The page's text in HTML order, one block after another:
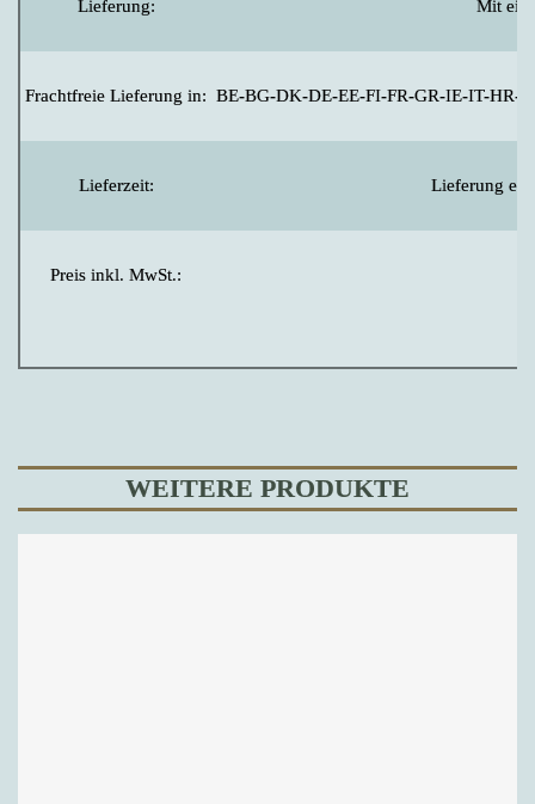
Lieferung:
Frachtfreie Lieferung in:
Lieferzeit:
Preis inkl. MwSt.:
Mit
BE-BG-DK-DE-EE-FI-FR-GR-IE-IT-HR-
Lieferung
WEITERE PRODUKTE